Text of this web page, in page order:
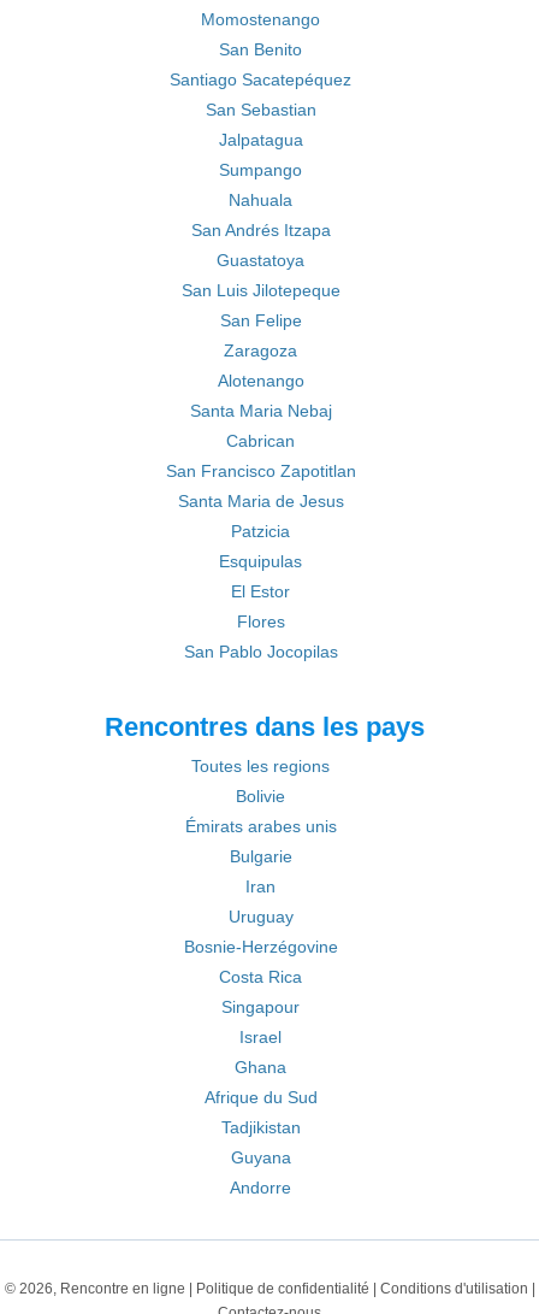
Momostenango
San Benito
Santiago Sacatepéquez
San Sebastian
Jalpatagua
Sumpango
Nahuala
San Andrés Itzapa
Guastatoya
San Luis Jilotepeque
San Felipe
Zaragoza
Alotenango
Santa Maria Nebaj
Cabrican
San Francisco Zapotitlan
Santa Maria de Jesus
Patzicia
Esquipulas
El Estor
Flores
San Pablo Jocopilas
Rencontres dans les pays
Toutes les regions
Bolivie
Émirats arabes unis
Bulgarie
Iran
Uruguay
Bosnie-Herzégovine
Costa Rica
Singapour
Israel
Ghana
Afrique du Sud
Tadjikistan
Guyana
Andorre
© 2026, Rencontre en ligne | Politique de confidentialité Conditions d'utilisation